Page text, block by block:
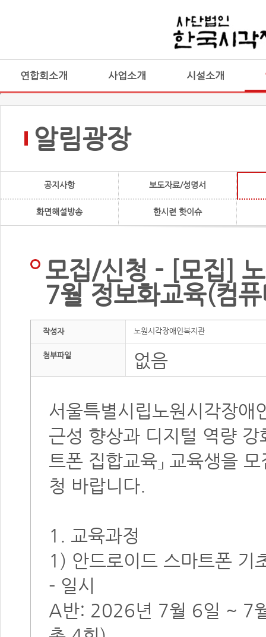
연합회소개 사업소개 시설소개
알림광장
공지사항 보도자료/성명서
화면해설방송 한시련 핫이슈
모집/신청 - [모집]
7월 정보화교육(컴
작성자 노원시각장애인복지관
첨부파일 없음
서울특별시립노원시각장애
근성 향상과 디지털 역량 강
트폰 집합교육」 교육생을
청 바랍니다.
1. 교육과정
1) 안드로이드 스마트폰 기
- 일시
A반: 2026년 7월 6일 ~ 7